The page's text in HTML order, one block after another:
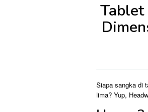
Tablet
Siapa sangka di
lima? Yup,